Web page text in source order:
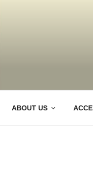
馬県太田
ABOUT US